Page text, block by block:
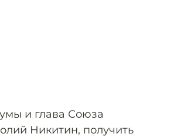
и глава Союза
Никитин, получить